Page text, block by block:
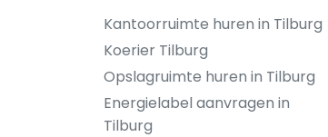
Kantoorruimte huren in Tilburg
Koerier Tilburg
Opslagruimte huren in Tilburg
Energielabel aanvragen in
Tilburg